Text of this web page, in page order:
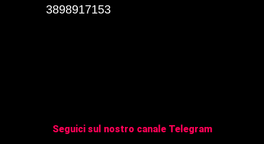
3898917153
Seguici sul nostro canale Telegram